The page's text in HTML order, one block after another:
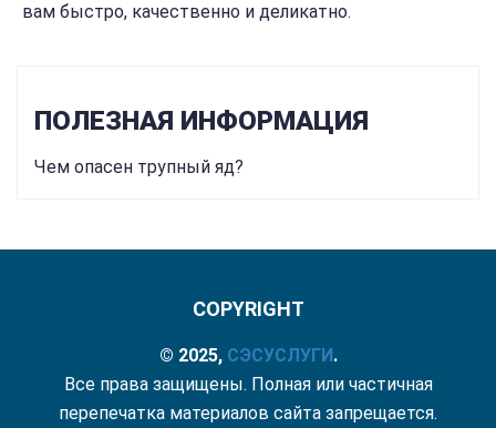
вам быстро, качественно и деликатно.
ПОЛЕЗНАЯ ИНФОРМАЦИЯ
Чем опасен трупный яд?
COPYRIGHT
© 2025, СЭСУСЛУГИ .
Все права защищены. Полная или частичная
перепечатка материалов сайта запрещается.